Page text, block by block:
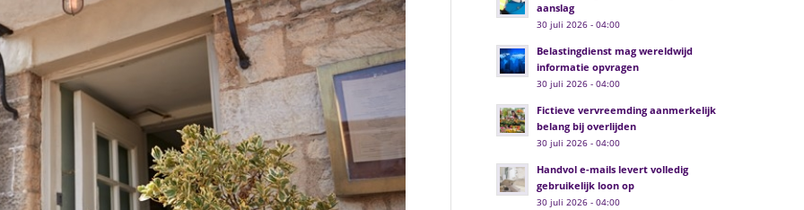
aanslag
30 juli 2026 - 04:00
Belastingdienst mag wereldwijd
informatie opvragen
30 juli 2026 - 04:00
Fictieve vervreemding aanmerkelijk
belang bij overlijden
30 juli 2026 - 04:00
Handvol e-mails levert volledig
gebruikelijk loon op
30 juli 2026 - 04:00